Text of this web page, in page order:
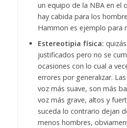
un equipo de la NBA en el
hay cabida para los
Hammon es ejemplo para
Estereotipia física:
justificados pero no se
ocasiones con lo cual a
errores por generalizar.
voz más suave, son más
voz más grave, altos y
suceda lo contrario dejan
menos hombres,